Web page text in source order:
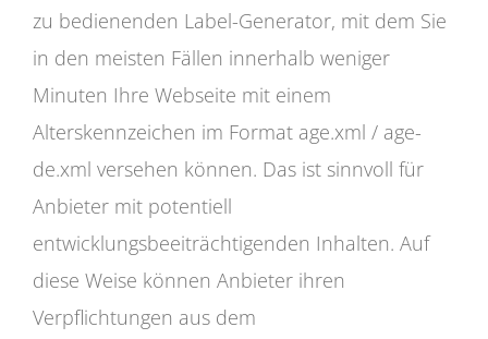
zu bedienenden Label-Generator, mit dem Sie
in den meisten Fällen innerhalb weniger
Minuten Ihre Webseite mit einem
Alterskennzeichen im Format age.xml / age-
de.xml versehen können. Das ist sinnvoll für
Anbieter mit potentiell
entwicklungsbeeiträchtigenden Inhalten. Auf
diese Weise können Anbieter ihren
Verpflichtungen aus dem